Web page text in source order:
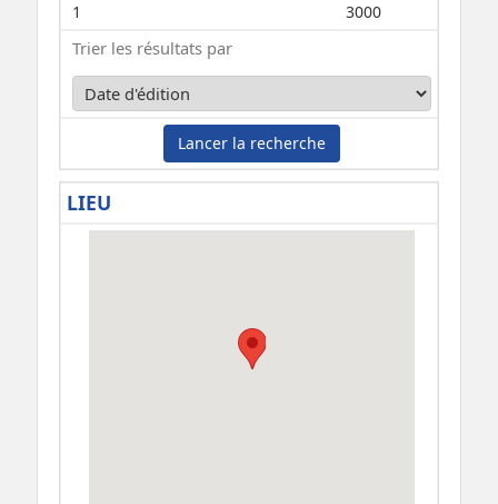
1 3000
Trier les résultats par
Lancer la recherche
LIEU